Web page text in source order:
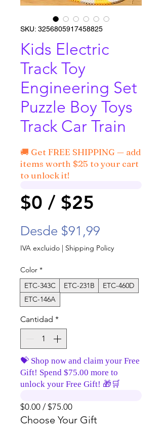
SKU: 3256805917458825
Kids Electric
Track Toy
Engineering Set
Puzzle Boy Toys
Track Car Train
🚚 Get FREE SHIPPING — add
items worth $25 to your cart
to unlock it!
$0 / $25
Desde $91,99
IVA excluido | Shipping Policy
Color *
ETC-343C
ETC-231B
ETC-460D
ETC-146A
Cantidad *
💝 Shop now and claim your Free
Gift! Spend $75.00 more to
unlock your Free Gift! 🎁🛒
$0.00 / $75.00
Choose Your Gift